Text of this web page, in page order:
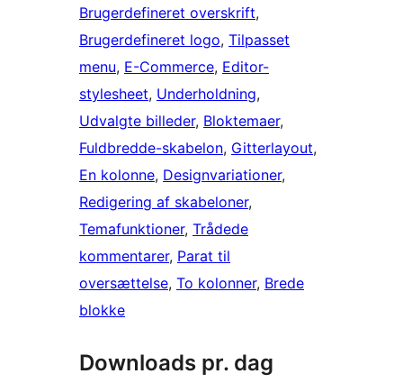
Brugerdefineret overskrift
Brugerdefineret logo, Tilpasset
menu, E-Commerce, Editor-
stylesheet, Underholdning
Udvalgte billeder, Bloktemaer
Fuldbredde-skabelon, Gitterlayout
En kolonne, Designvariationer
Redigering af skabeloner
Temafunktioner, Trådede
kommentarer, Parat til
oversættelse, To kolonner, Brede
blokke
Downloads pr. dag